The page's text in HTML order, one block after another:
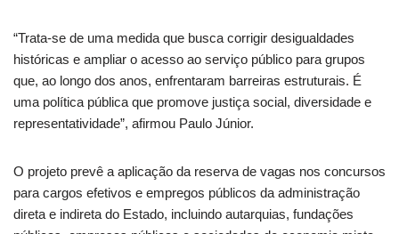
“Trata-se de uma medida que busca corrigir desigualdades
históricas e ampliar o acesso ao serviço público para grupos
que, ao longo dos anos, enfrentaram barreiras estruturais. É
uma política pública que promove justiça social, diversidade e
representatividade”, afirmou Paulo Júnior.
O projeto prevê a aplicação da reserva de vagas nos concursos
para cargos efetivos e empregos públicos da administração
direta e indireta do Estado, incluindo autarquias, fundações